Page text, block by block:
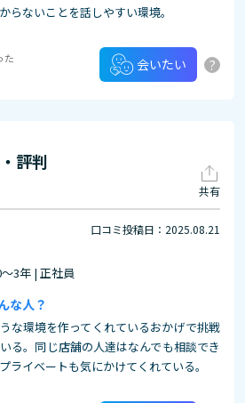
らないことを話しやすい環境。
た
会いたい ?
評判
共有
口コミ投稿日：2025.08.21
3年 | 正社員
な人？
な環境を作ってくれているおかげで挑戦
る。同じ店舗の人達はなんでも相談でき
ライベートも気にかけてくれている。